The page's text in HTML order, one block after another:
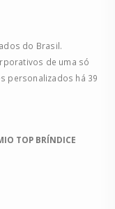
do Brasil.
de uma só
personalizados há 39
TOP BRÍNDICE